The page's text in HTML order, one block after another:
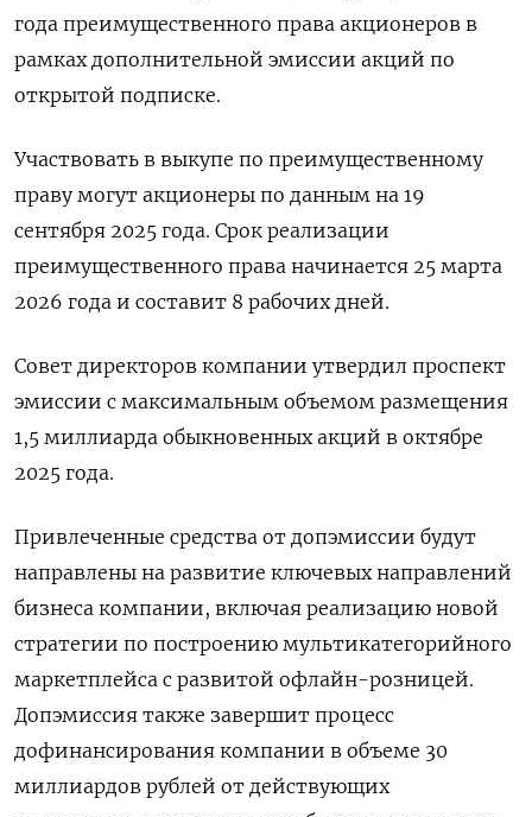
года преимущественного права акционеров в
рамках дополнительной эмиссии акций по
открытой подписке.
Участвовать в ​выкупе ​по ​преимущественному
праву могут акционеры ⁠по данным на ‌19
сентября 2025 ‌года. Срок реализации
преимущественного права начинается 25 ​марта
2026 года и ‌составит 8 рабочих дней.
Совет директоров компании ​утвердил проспект
эмиссии с максимальным объемом ‌размещения
1,5 миллиарда обыкновенных акций в октябре
2025 года.
Привлеченные средства ​от допэмиссии ​будут
‌направлены на развитие ключевых направлений
бизнеса ​компании, включая реализацию новой
стратегии по построению мультикатегорийного
маркетплейса с развитой офлайн-розницей.
Допэмиссия также завершит процесс
дофинансирования компании в объеме 30
миллиардов рублей от действующих ​